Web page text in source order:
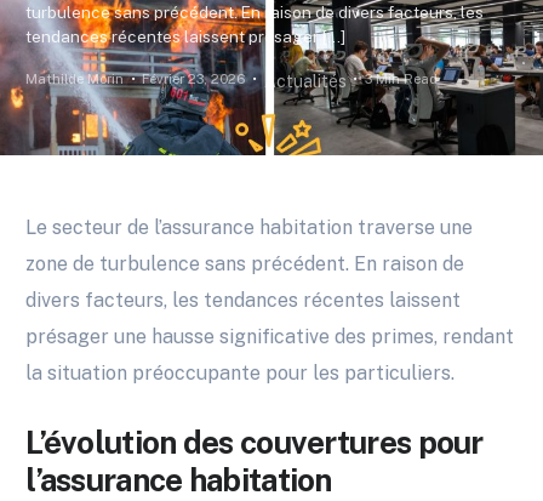
turbulence sans précédent. En raison de divers facteurs, les
tendances récentes laissent présager […]
Mathilde Morin Février 23, 2026 Actualités 3 Min Read
Le secteur de l’assurance habitation traverse une
zone de turbulence sans précédent. En raison de
divers facteurs, les tendances récentes laissent
présager une hausse significative des primes, rendant
la situation préoccupante pour les particuliers.
L’évolution des couvertures pour
l’assurance habitation